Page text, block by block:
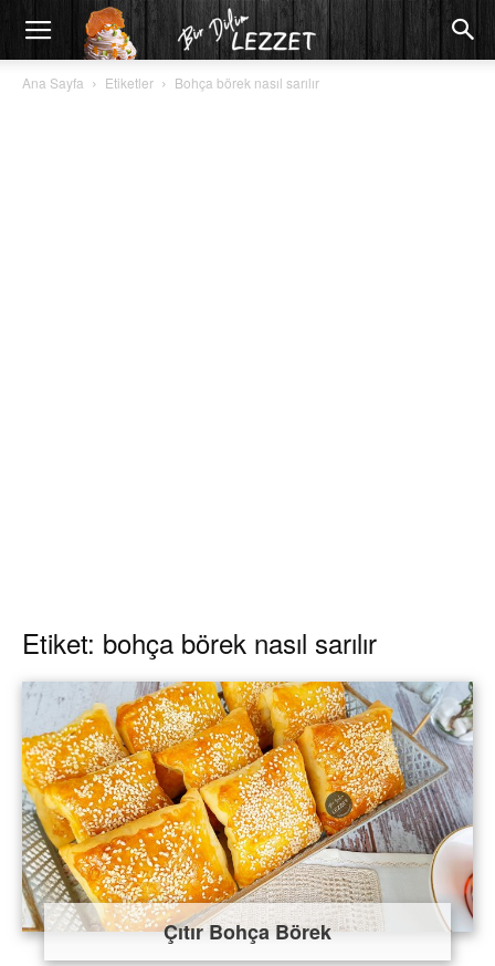
Ana Sayfa Etiketler Bohça börek nasıl sarılır
Etiket: bohça börek nasıl sarılır
Çıtır Bohça Börek